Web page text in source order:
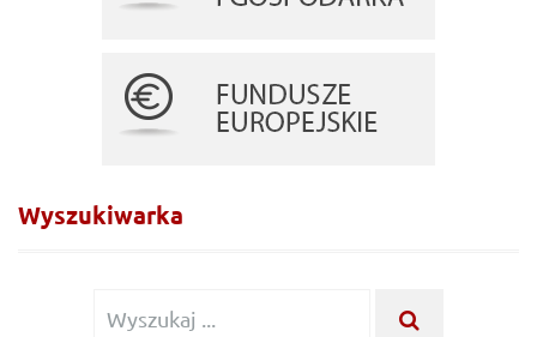
Wyszukiwarka
Wyszukiwanie